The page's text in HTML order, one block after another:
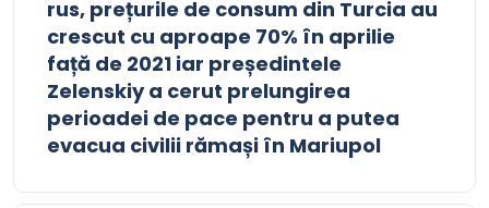
rus, prețurile de consum din Turcia au
crescut cu aproape 70% în aprilie
față de 2021 iar președintele
Zelenskiy a cerut prelungirea
perioadei de pace pentru a putea
evacua civilii rămași în Mariupol